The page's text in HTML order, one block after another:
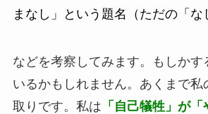
まなし」という題名（ただの「な
などを考察してみます。もしかす
いるかもしれません。あくまで私
取りです。私は 「自己犠牲」が